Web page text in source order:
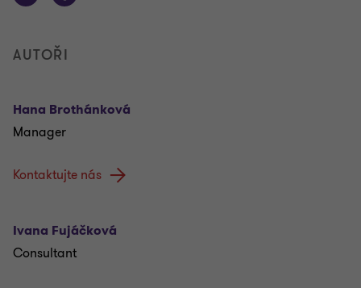
AUTOŘI
Hana Brothánková
Manager
Kontaktujte nás
Ivana Fujáčková
Consultant